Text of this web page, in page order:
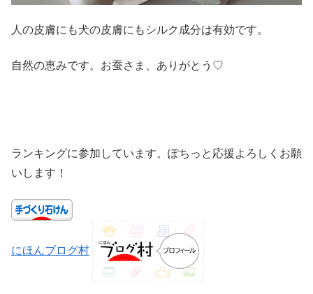
人の皮膚にも犬の皮膚にもシルク成分は有効です。
自然の恵みです。お蚕さま、ありがとう♡
ランキングに参加しています。ぽちっと応援よろしくお願
いします！
にほんブログ村